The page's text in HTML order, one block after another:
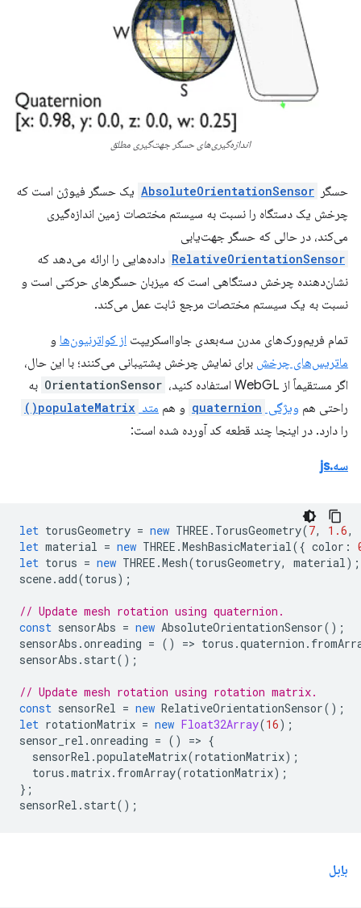
اندازه‌گیری‌های حسگر جهت‌گیری مطلق
حسگر AbsoluteOrientationSensor یک حسگر فیوژن است که
چرخش یک دستگاه را نسبت به سیستم مختصات زمین اندازه‌گیری
می‌کند، در حالی که حسگر جهت‌یابی
RelativeOrientationSensor داده‌هایی را ارائه می‌دهد که
نشان‌دهنده چرخش دستگاهی است که میزبان حسگرهای حرکتی است و
نسبت به یک سیستم مختصات مرجع ثابت عمل می‌کند.
تمام فریم‌ورک‌های مدرن سه‌بعدی جاوااسکریپت از کواترنیون‌ها و
ماتریس‌های چرخش برای نمایش چرخش پشتیبانی می‌کنند؛ با این حال،
اگر مستقیماً از WebGL استفاده کنید،
OrientationSensor به
راحتی هم ویژگی quaternion و هم متد populateMatrix()
را دارد. در اینجا چند قطعه کد آورده شده است:
سه.js
let torusGeometry = new THREE . TorusGeometry(7, 1.6,
let material = new THREE .MeshBasicMaterial({ color :
let torus = new THREE .Mesh(torusGeometry, material);
scene.add(torus);
// Update mesh rotation using quaternion.
const sensorAbs = new AbsoluteOrientationSensor();
sensorAbs .onreading = () => torus .quaternion .
sensorAbs . start();
// Update mesh rotation using rotation matrix.
const sensorRel = new RelativeOrientationSensor();
let rotationMatrix = new Float32Array(16);
sensor_rel .onreading = () => {
sensorRel .populateMatrix(rotationMatrix);
torus .matrix. fromArray(rotationMatrix);
};
sensorRel . start();
بابل